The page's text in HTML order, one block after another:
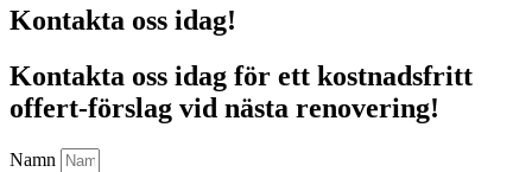
Kontakta oss idag!
Kontakta oss idag för ett kostnadsfritt
offert-förslag vid nästa renovering!
Namn